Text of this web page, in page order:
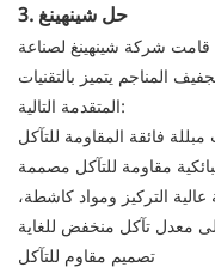
3. حل شينهينغ
قامت شركة شينهينغ لصناعة
المناجم يتميز بالتقنيات
المتقدمة التالية:
فائقة المقاومة للتآكل
مقاومة للتآكل مصممة
التركيز ومواد كاشطة،
تصميم مقاوم للتآكل